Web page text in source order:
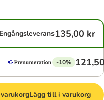
Engångsleverans135,00 kr
-10%
Lägg till i varukorg